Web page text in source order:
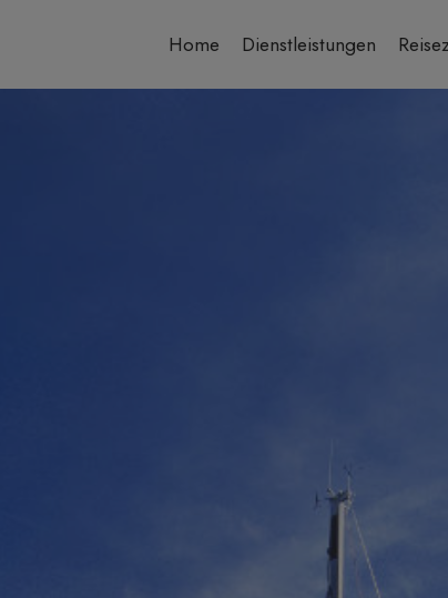
Home Dienstleistungen